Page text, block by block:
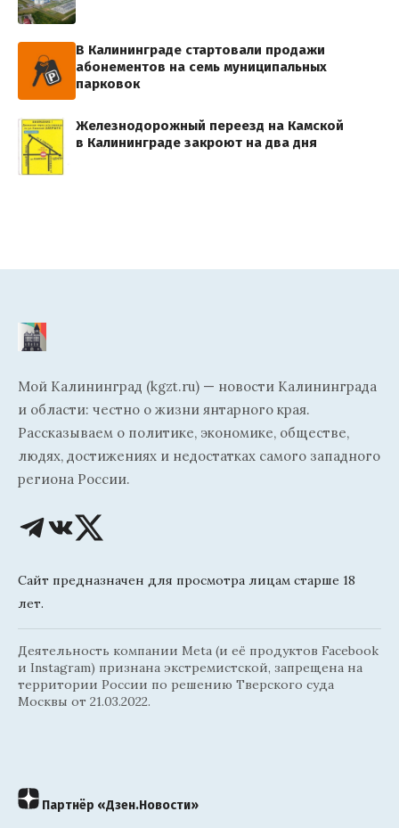
В Калининграде стартовали продажи
абонементов на семь муниципальных
парковок
Железнодорожный переезд на Камской
в Калининграде закроют на два дня
Мой Калининград (kgzt.ru) — новости Калининграда
и области: честно о жизни янтарного края.
Рассказываем о политике, экономике, обществе,
людях, достижениях и недостатках самого западного
региона России.
Сайт предназначен для просмотра лицам старше 18
лет.
Деятельность компании Meta (и её продуктов Facebook
и Instagram) признана экстремистской, запрещена на
территории России по решению Тверского суда
Москвы от 21.03.2022.
Партнёр «Дзен.Новости»